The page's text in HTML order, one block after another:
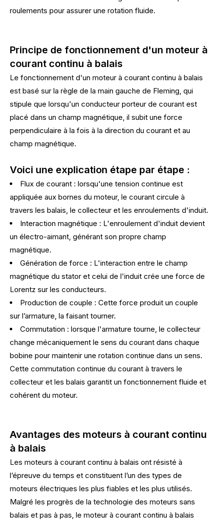
roulements pour assurer une rotation fluide.
Principe de fonctionnement d'un moteur à
courant continu à balais
Le fonctionnement d'un moteur à courant continu à balais
est basé sur la règle de la main gauche de Fleming, qui
stipule que lorsqu'un conducteur porteur de courant est
placé dans un champ magnétique, il subit une force
perpendiculaire à la fois à la direction du courant et au
champ magnétique.
Voici une explication étape par étape :
Flux de courant : lorsqu'une tension continue est
appliquée aux bornes du moteur, le courant circule à
travers les balais, le collecteur et les enroulements d'induit.
Interaction magnétique : L'enroulement d'induit devient
un électro-aimant, générant son propre champ
magnétique.
Génération de force : L'interaction entre le champ
magnétique du stator et celui de l'induit crée une force de
Lorentz sur les conducteurs.
Production de couple : Cette force produit un couple
sur l’armature, la faisant tourner.
Commutation : lorsque l'armature tourne, le collecteur
change mécaniquement le sens du courant dans chaque
bobine pour maintenir une rotation continue dans un sens.
Cette commutation continue du courant à travers le
collecteur et les balais garantit un fonctionnement fluide et
cohérent du moteur.
Avantages des moteurs à courant continu
à balais
Les moteurs à courant continu à balais ont résisté à
l’épreuve du temps et constituent l’un des types de
moteurs électriques les plus fiables et les plus utilisés.
Malgré les progrès de la technologie des moteurs sans
balais et pas à pas, le moteur à courant continu à balais